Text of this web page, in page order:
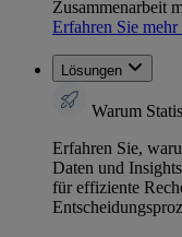
Zusammenarbeit
Erfahren Sie mehr
Lösungen
Warum
Erfahren Sie,
Daten und
für effiziente